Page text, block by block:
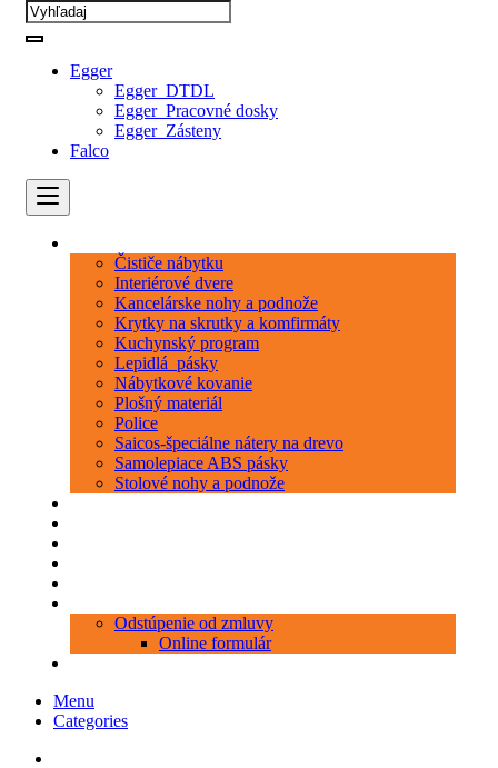
Egger
Egger_DTDL
Egger_Pracovné dosky
Egger_Zásteny
Falco
Čističe nábytku
Interiérové dvere
Kancelárske nohy a podnože
Krytky na skrutky a komfirmáty
Kuchynský program
Lepidlá_pásky
Nábytkové kovanie
Plošný materiál
Police
Saicos-špeciálne nátery na drevo
Samolepiace ABS pásky
Stolové nohy a podnože
Odstúpenie od zmluvy
Online formulár
Menu
Categories